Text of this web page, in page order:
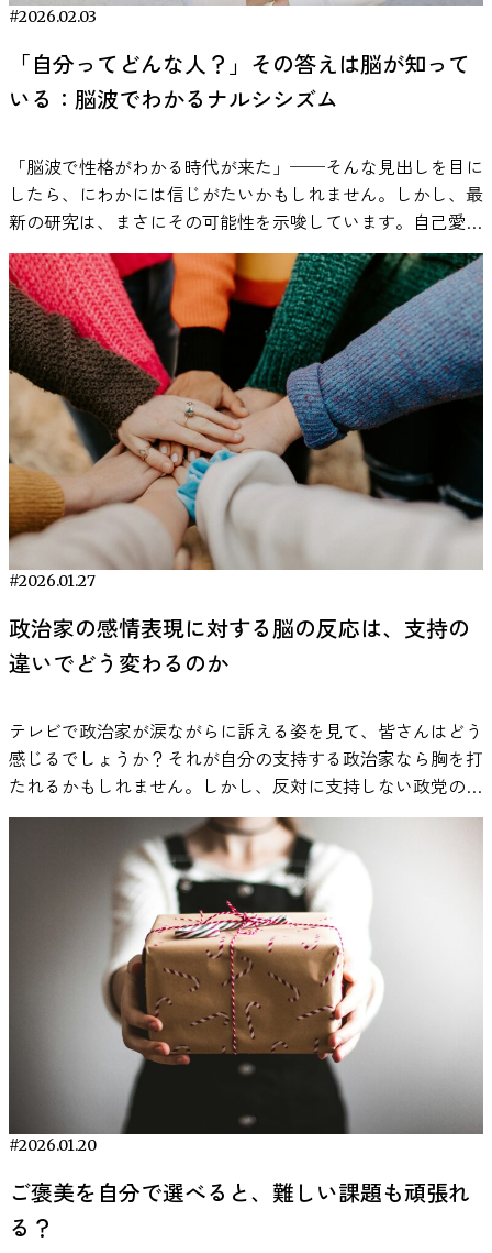
トノイズを流した状態と、何も流さない静かな状態とで課題
あるほうが記憶課題や注意課題の成績が上がったケースが報
告されています。 ただし、どんな音でも良いというわけで
つまり、音がプラスに働くかマイナスに働くかは、状況によ
って変わるというのが研究の結論です。 以下では、実験研
究で明らかになっている事実を、わかりやすく紹介していき
ます。 音とストレスの関係については、こちらの記事で紹
介しています。 https://mag.viestyle.co.jp/masking-effect/
参考：Söderlund, G., Sikström, S., & Smart, A. (2007). Listen
to the noise: Noise affects cognitive performance differently
in ADHD and non-ADHD children. Journal of Child Psychology
and Psychiatry, 48(8), 840–847.
https://acamh.onlinelibrary.wiley.com/doi/abs/10.1111/j.1469-
7610.2007.01749.x ADHDにおける覚醒レベルの特性 ADHDの研
究では、「覚醒水準（arousal）」という概念がよく扱われ
ます。覚醒水準とは、脳がどれくらい活動的な状態にあるか
という指標です。一般に、人は覚醒水準が低すぎても高すぎ
ても作業効率が下がり、ちょうどよいレベルにあるときに最
もパフォーマンスが安定するとされています。
Zentall（1975）は、ADHDの子どもはこの覚醒水準が低めに
出やすい可能性があり、そのため追加の刺激を求める行動が
生じるという「最適刺激理論」を提案しました。この理論は
十分に上がらないことが集中困難の一因であるなら、外部か
らの音刺激がその水準を補う可能性がある、という仮説が立
てられます。音楽や一定の雑音が研究対象になってきたの
は、この仮説があるためです。 ホワイトノイズや音楽が課
題成績に与えた影響 Söderlundら（2007）は、ホワイトノイ
ズを流した条件と静かな条件で記憶課題を実施し、ADHD傾
向のある子どもでは、一定レベルのノイズ下で成績が向上し
たと報告しました。一方で、定型発達の子どもでは同じノイ
ズが成績向上につながらない、あるいは低下する場合もあっ
たとされています。 また、Pelham & Lang（1993）やAbikoff
ら（1996）の研究では、音楽を流した条件での作業成績が検
討されています。結果は一様ではなく、課題の種類によって
異なりました。言語処理を伴う課題では音楽が干渉する可能
性がある一方で、単純な作業課題では大きな悪影響が見られ
ない場合も報告されています。 これらの研究から言えるの
は、音楽や雑音がADHDの人にとって「常にプラス」でも
内容との相互作用の中で、条件によって効果が変わる可能性
がある、というのが現在の研究が示している範囲です。 な
#2026.02.03
「自分ってどんな人？」その答えは脳が知って
いる：脳波でわかるナルシシズム
「脳波で性格がわかる時代が来た」──そんな見出しを目に
したら、にわかには信じがたいかもしれません。しかし、最
新の研究は、まさにその可能性を示唆しています。自己愛が
強い、いわゆる「ナルシシスト」かどうかが、脳波（EEG）
のパターンから読み取れるかもしれないのです。 本稿で
は、2025年に報告された「ナルシシズムの脳波デコード
（Decoding the Narcissistic Brain）」という研究をひも解き
ながら、脳活動から性格がわかる未来について考えてみま
す。 性格研究の盲点？脳から見たナルシシズム ナルシシズ
ム（自己愛傾向）は古くから心理学で注目されてきたトピッ
クです。ビジネスや政治の世界でも「ナルシシスト」の成功
や失敗が語られることがあります。ところが意外なことに、
ナルシシズムという性格特性の研究は数多くあるにもかかわ
らず、その神経的な基盤を掘り下げた研究はごくわずかしか
存在しません。 なぜこのギャップが生まれたのでしょう
か。一つには、ナルシシズムが主に自己報告アンケートなど
しかったことが挙げられます。また、性格の神経基盤を探る
「パーソナリティ神経科学」という分野自体、まだ新しい学
紹介する研究です。 あなたの“ナルシシズム”、どのタイ
プ？ 一口にナルシシズムと言っても、その表れ方にはいく
つかのタイプがあります。本研究では特に以下の5種類のナ
ルシシズムに着目しています： エージェンティック・ナル
シシズム（Agentic narcissism）自己顕示的で権力志向なタ
イプ。自分の才能や成果を誇示し、他者より優れていると信
じる「典型的なナルシシスト」です。 コミュナル・ナルシ
シズム（Communal narcissism）共益的（コミュニティ志
向）なタイプ。表面的には謙虚で「人のため」を謳うもの
の、内心では「自分は誰よりも博愛的で徳が高い」と信じて
周囲からの称賛や承認を何より求めるタイプ。魅力的に振る
舞い、人から好かれ尊敬されることで自己価値を保ちます。
競争的ナルシシズム（Rivalrous narcissism）他者との比較や
競争にとらわれるタイプ。他人を蹴落としてでも優位に立と
うとし、批判的・攻撃的な態度で自己を守ろうとします。
脆弱型ナルシシズム（Vulnerable narcissism）繊細で傷つき
やすいタイプ。表立って傲慢には振る舞いませんが、内心で
は特別な存在でありたい願望と、他者から評価されない不安
#2026.01.27
政治家の感情表現に対する脳の反応は、支持の
違いでどう変わるのか
テレビで政治家が涙ながらに訴える姿を見て、皆さんはどう
感じるでしょうか？それが自分の支持する政治家なら胸を打
たれるかもしれません。しかし、反対に支持しない政党の政
治家であれば「何を大げさな…」と冷めた目で見てしまうの
ではないでしょうか。 現代の政治をめぐる意見の違いの中
で、相手陣営の感情に共感しづらいと感じることは珍しくあ
りません。では、政治的な立場が異なる相手の感情は、なぜ
理解しづらく感じられるのでしょうか。その答えの一端を探
るべく、脳科学者たちは脳波（EEG）によって人々の無意識
の反応を調べる実験を行いました。 結果は驚くべきもの
で、私たちの脳は自分が支持しない政治家（＝政治的アウト
グループ）の感情に対して、支持する政治家以上に強い無意
識反応を示していたのです。 政治家の表情に対して、脳は
どう反応しているのか この研究では、オランダの研究チー
ムが47名の参加者を対象に実験を行いました。各参加者に
は、「自分が支持する政党の政治家」（与党・野党は問わず
に比較対象として「政治と無関係の一般人」の、それぞれ顔
の表情映像を見てもらいました。 映像では人物が無表情か
#2026.01.20
ご褒美を自分で選べると、難しい課題も頑張れ
る？